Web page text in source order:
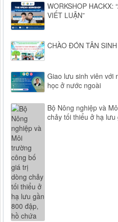
WORKSHOP HACKX:
VIẾT LUẬN”
CHÀO ĐÓN TÂN
Giao lưu sinh viên với
học ở nước ngoài
Bộ Nông nghiệp và
chảy tối thiểu ở hạ